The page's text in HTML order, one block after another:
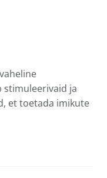
ja
et toetada imikute